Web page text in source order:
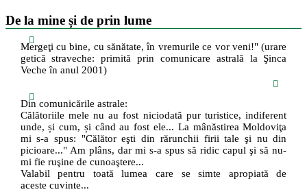
De la mine și de prin lume
Mergeţi cu bine, cu sănătate, în vremurile ce vor veni!" (urare
getică straveche: primită prin comunicare astrală la Şinca
Veche în anul 2001)
Din comunicările astrale:
Călătoriile mele nu au fost niciodată pur turistice, indiferent
unde, și cum, și când au fost ele... La mânăstirea Moldoviţa
mi s-a spus: "Călător eşti din rărunchii firii tale şi nu din
picioare..." Am plâns, dar mi s-a spus să ridic capul şi să nu-
mi fie ruşine de cunoaştere...
Valabil pentru toată lumea care se simte apropiată de
aceste cuvinte...